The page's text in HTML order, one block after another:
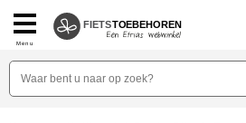
Menu
FIETSTOEBEHOREN